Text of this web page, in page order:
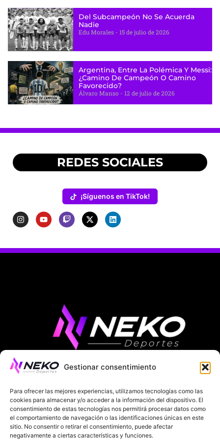
Gestionar consentimiento
Para ofrecer las mejores experiencias, utilizamos tecnologías como las
cookies para almacenar y/o acceder a la información del dispositivo. El
consentimiento de estas tecnologías nos permitirá procesar datos como
el comportamiento de navegación o las identificaciones únicas en este
sitio. No consentir o retirar el consentimiento, puede afectar
negativamente a ciertas características y funciones.
Del Subcampeón No Se Acuerda
Nadie
Edu Morales 15 de julio de 2026
Argentina, Entre La Polémica Y Messi:
¿camino De Campeón O Camino
Favorecido?
Álvaro Manso 12 de julio de 2026
REDES SOCIALES
¡Síguenos en TikTok!
ÚLTIMAS NOTICIAS COMPETICIONES EUROPEAS
LA LIGA MUNDIAL 2026 FÚTBOL INTERNACIONAL
SOBRE NOSOTROS